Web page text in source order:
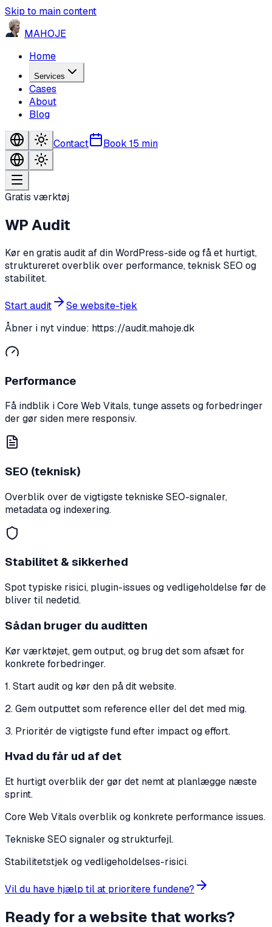
Skip to main content
MAHOJE
Home
Services
Cases
About
Blog
Contact Book 15 min
Gratis værktøj
WP Audit
Kør en gratis audit af din WordPress-side og få et hurtigt,
struktureret overblik over performance, teknisk SEO og
stabilitet.
Start audit
Se website-tjek
Åbner i nyt vindue: https://audit.mahoje.dk
Performance
Få indblik i Core Web Vitals, tunge assets og forbedringer
der gør siden mere responsiv.
SEO (teknisk)
Overblik over de vigtigste tekniske SEO-signaler,
metadata og indexering.
Stabilitet & sikkerhed
Spot typiske risici, plugin-issues og vedligeholdelse før de
bliver til nedetid.
Sådan bruger du auditten
Kør værktøjet, gem output, og brug det som afsæt for
konkrete forbedringer.
1. Start audit og kør den på dit website.
2. Gem outputtet som reference eller del det med mig.
3. Prioritér de vigtigste fund efter impact og effort.
Hvad du får ud af det
Et hurtigt overblik der gør det nemt at planlægge næste
sprint.
Core Web Vitals overblik og konkrete performance issues.
Tekniske SEO signaler og strukturfejl.
Stabilitetstjek og vedligeholdelses-risici.
Vil du have hjælp til at prioritere fundene?
Ready for a website that works?